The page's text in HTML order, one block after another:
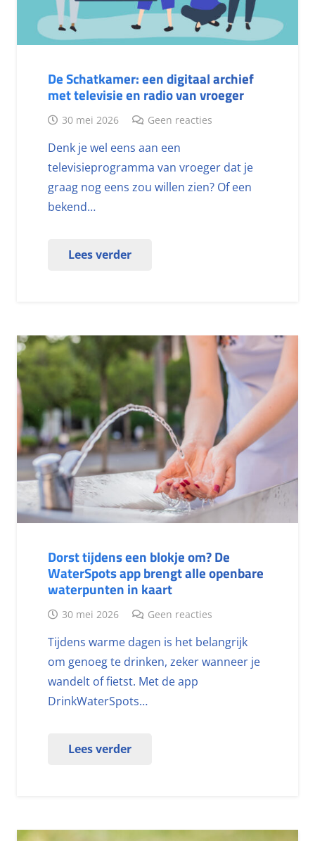
De Schatkamer: een digitaal archief
met televisie en radio van vroeger
30 mei 2026 Geen reacties
Denk je wel eens aan een
televisieprogramma van vroeger dat je
graag nog eens zou willen zien? Of een
bekend…
Lees verder
Dorst tijdens een blokje om? De
WaterSpots app brengt alle openbare
waterpunten in kaart
30 mei 2026 Geen reacties
Tijdens warme dagen is het belangrijk
om genoeg te drinken, zeker wanneer je
wandelt of fietst. Met de app
DrinkWaterSpots…
Lees verder